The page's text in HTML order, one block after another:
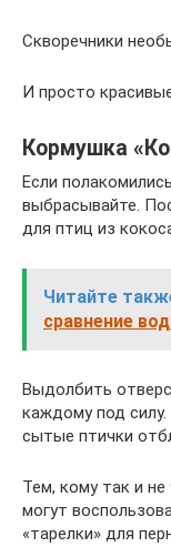
Скворечники
И просто
Кормушка
Если
выбрасывайте.
для птиц из
Читайте
сравнение
Выдолбить
каждому под силу.
сытые птички
Тем, кому так и
могут
«тарелки» для